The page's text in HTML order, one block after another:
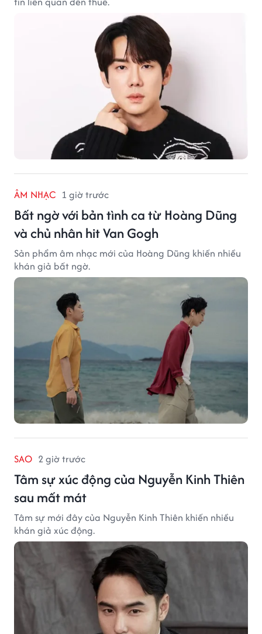
ÂM NHẠC 1 giờ trước
Bất ngờ với bản tình ca từ Hoàng Dũng
và chủ nhân hit Van Gogh
Sản phẩm âm nhạc mới của Hoàng Dũng khiến nhiều
khán giả bất ngờ.
SAO 2 giờ trước
Tâm sự xúc động của Nguyễn Kinh Thiên
sau mất mát
Tâm sự mới đây của Nguyễn Kinh Thiên khiến nhiều
khán giả xúc động.